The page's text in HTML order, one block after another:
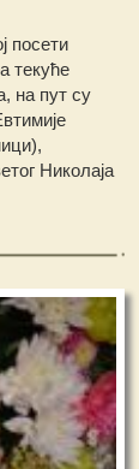
посети
текуће
на пут су
Николаја